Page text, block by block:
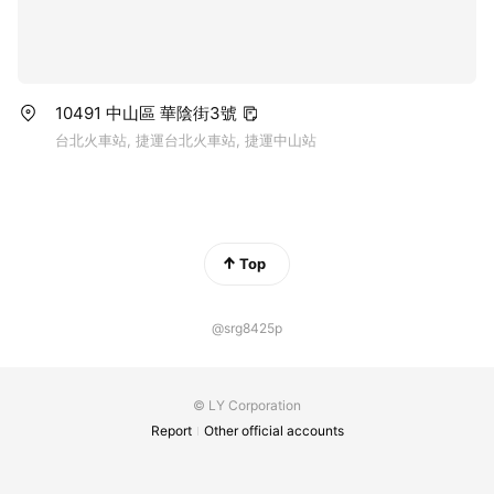
10491 中山區 華陰街3號
台北火車站, 捷運台北火車站, 捷運中山站
Top
@srg8425p
© LY Corporation
Report
Other official accounts